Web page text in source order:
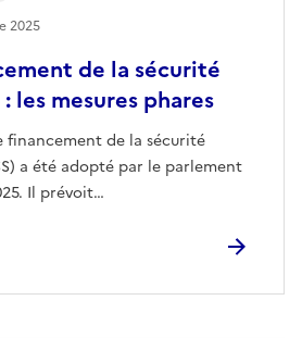
de la sécurité
les mesures phares
financement de la sécurité
a été adopté par le parlement
Il prévoit…
2025